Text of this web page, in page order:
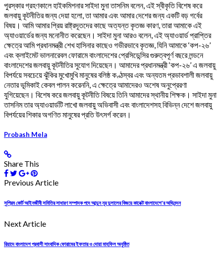
পুরস্কার গ্রহণকালে হাইকমিশনার সাইদা মুনা তাসনিম বলেন, এই স্বীকৃতি বিশেষ করে
জলবায়ু কূটনীতির জন্য দেয়া হলো, তা আমার এবং আমার দেশের জন্য একটি বড় গর্বের
বিষয়। আমি আমার প্রিয় রাষ্ট্রদূতদের কাছে অত্যন্ত কৃতজ্ঞ কারণ, তারা আমাকে এই
অ্যাওয়ার্ডের জন্য মনোনীত করেছেন। সাইদা মুনা আরও বলেন, এই অ্যাওয়ার্ড প্রাপ্তির
ক্ষেত্রে আমি প্রধানমন্ত্রী শেখ হাসিনার কাছেও গভীরভাবে কৃতজ্ঞ, যিনি আমাকে ‘কপ-২৬’
এবং ক্লাইমেট ভালনারেবল ফোরামে বাংলাদেশের প্রেসিডেন্সির গুরুত্বপূর্ণ বছরে লন্ডনে
বাংলাদেশের জলবায়ু কূটনীতির সুযোগ দিয়েছেন। আমাদের প্রধানমন্ত্রী ‘কপ-২৬’ এ জলবায়ু
বিপর্যয়ে সবচেয়ে ঝুঁকির মুখোমুখি মানুষের বলিষ্ঠ কণ্ঠস্বর এবং অন্যতম প্রভাবশালী জলবায়ু
নেতার ভূমিকাই কেবল পালন করেননি, এ ক্ষেত্রে আমাদেরও অশেষ অনুপ্রেরণা
যুগিয়েছেন। বিশেষ করে জলবায়ু কূটনীতি বিষয়ে তিনি আমাদের স্থানীয় শিক্ষক। সাইদা মুনা
তাসনিম তার অ্যাওয়ার্ডটি লাখো জলবায়ু অভিবাসী এবং বাংলাদেশসহ বিভিন্ন দেশে জলবায়ু
বিপর্যয়ের শিকার অগণিত মানুষের প্রতি উৎসর্গ করেন।
Probash Mela
Share This
Previous Article
সুপ্রিম কোর্ট আইনজীবী সমিতির সাধারণ সম্পাদক পদে আব্দুন নূর দুলালের বিজয়ে কানেক্ট বাংলাদেশে'র অভিনন্দন
Next Article
রিয়াদে বাংলাদেশ প্রবাসী সাংবাদিক ফোরামের ইফতার ও দোয়া মাহফিল অনুষ্ঠিত